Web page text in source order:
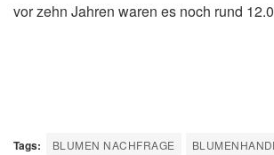
vor zehn Jahren waren es noch rund
Tags: BLUMEN NACHFRAGE